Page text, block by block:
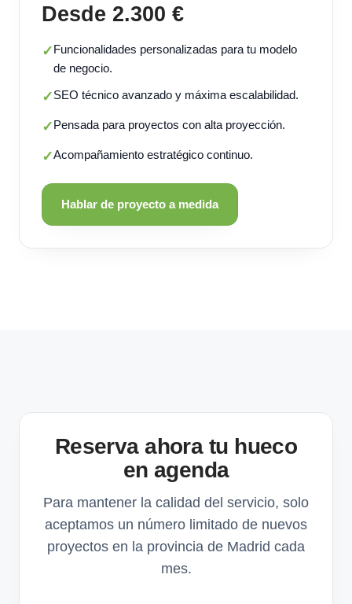
Desde 2.300 €
✓Funcionalidades personalizadas para tu modelo
de negocio.
✓SEO técnico avanzado y máxima escalabilidad.
✓Pensada para proyectos con alta proyección.
✓Acompañamiento estratégico continuo.
Hablar de proyecto a medida
Reserva ahora tu hueco
en agenda
Para mantener la calidad del servicio, solo
aceptamos un número limitado de nuevos
proyectos en la provincia de Madrid cada
mes.